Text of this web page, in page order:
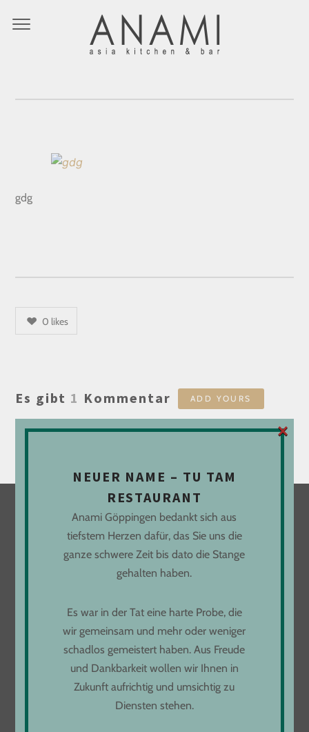
IMG_2933
gdg
0 likes
Es gibt 1 Kommentar ADD YOURS
Du musstangemeldetsein, um einen Kommentar
LOCATION
ÖFFNUNGSZEITEN
Montag bis Donnerstag
NEUER NAME – TU TAM
RESTAURANT
Anami Göppingen bedankt sich aus
tiefstem Herzen dafür, das Sie uns die
ganze schwere Zeit bis dato die Stange
gehalten haben.
Es war in der Tat eine harte Probe, die
wir gemeinsam und mehr oder weniger
schadlos gemeistert haben. Aus Freude
und Dankbarkeit wollen wir Ihnen in
Zukunft aufrichtig und umsichtig zu
Diensten stehen.
×